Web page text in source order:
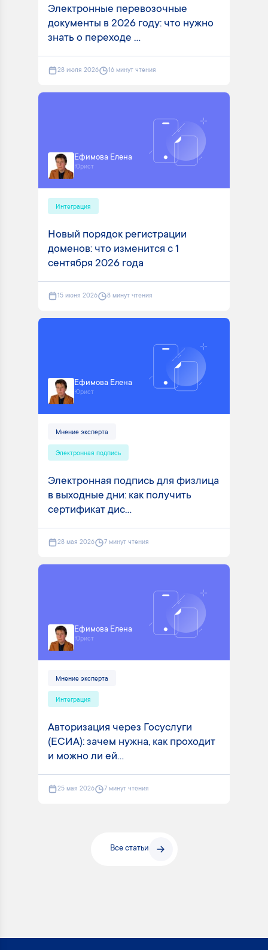
Электронные перевозочные
документы в 2026 году: что нужно
знать о переходе ...
28 июля 2026 16 минут чтения
Ефимова Елена
Юрист
Интеграция
Новый порядок регистрации
доменов: что изменится с 1
сентября 2026 года
15 июня 2026 8 минут чтения
Ефимова Елена
Юрист
Мнение эксперта
Электронная подпись
Электронная подпись для физлица
в выходные дни: как получить
сертификат дис...
28 мая 2026 7 минут чтения
Ефимова Елена
Юрист
Мнение эксперта
Интеграция
Авторизация через Госуслуги
(ЕСИА): зачем нужна, как проходит
и можно ли ей...
25 мая 2026 7 минут чтения
Все статьи